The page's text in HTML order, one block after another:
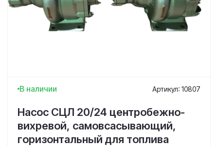
В наличии Артикул: 10807
Насос СЦЛ 20/24 центробежно-
вихревой, самовсасывающий,
горизонтальный для топлива